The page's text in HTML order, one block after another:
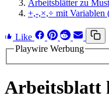
Arbeitsblätter zu
+,-,×,÷ mit Variablen
Like
Playwire Werbung
Arbeitsblatt